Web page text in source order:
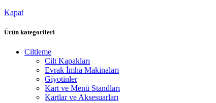
Kapat
Ürün kategorileri
Ciltleme
Cilt Kapakları
Evrak İmha Makinaları
Giyotinler
Kart ve Menü Standları
Kartlar ve Aksesuarları